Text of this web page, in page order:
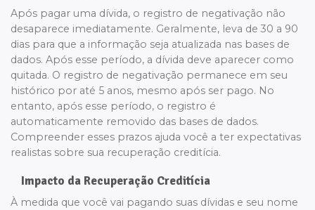
Após pagar uma dívida, o registro de negativação não
desaparece imediatamente. Geralmente, leva de 30 a 90
dias para que a informação seja atualizada nas bases de
dados. Após esse período, a dívida deve aparecer como
quitada. O registro de negativação permanece em seu
histórico por até 5 anos, mesmo após ser pago. No
entanto, após esse período, o registro é
automaticamente removido das bases de dados.
Compreender esses prazos ajuda você a ter expectativas
realistas sobre sua recuperação creditícia.
Impacto da Recuperação Creditícia
À medida que você vai pagando suas dívidas e seu nome